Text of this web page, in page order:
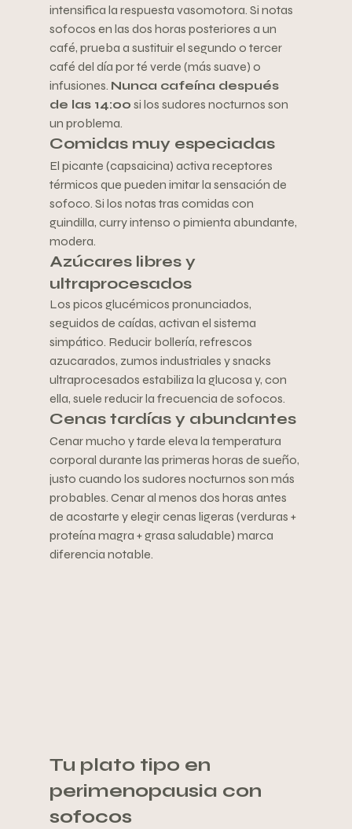
intensifica la respuesta vasomotora. Si notas
sofocos en las dos horas posteriores a un
café, prueba a sustituir el segundo o tercer
café del día por té verde (más suave) o
infusiones. Nunca cafeína después
de las 14:00 si los sudores nocturnos son
un problema.
Comidas muy especiadas
El picante (capsaicina) activa receptores
térmicos que pueden imitar la sensación de
sofoco. Si los notas tras comidas con
guindilla, curry intenso o pimienta abundante,
modera.
Azúcares libres y
ultraprocesados
Los picos glucémicos pronunciados,
seguidos de caídas, activan el sistema
simpático. Reducir bollería, refrescos
azucarados, zumos industriales y snacks
ultraprocesados estabiliza la glucosa y, con
ella, suele reducir la frecuencia de sofocos.
Cenas tardías y abundantes
Cenar mucho y tarde eleva la temperatura
corporal durante las primeras horas de sueño,
justo cuando los sudores nocturnos son más
probables. Cenar al menos dos horas antes
de acostarte y elegir cenas ligeras (verduras +
proteína magra + grasa saludable) marca
diferencia notable.
Tu plato tipo en
perimenopausia con
sofocos